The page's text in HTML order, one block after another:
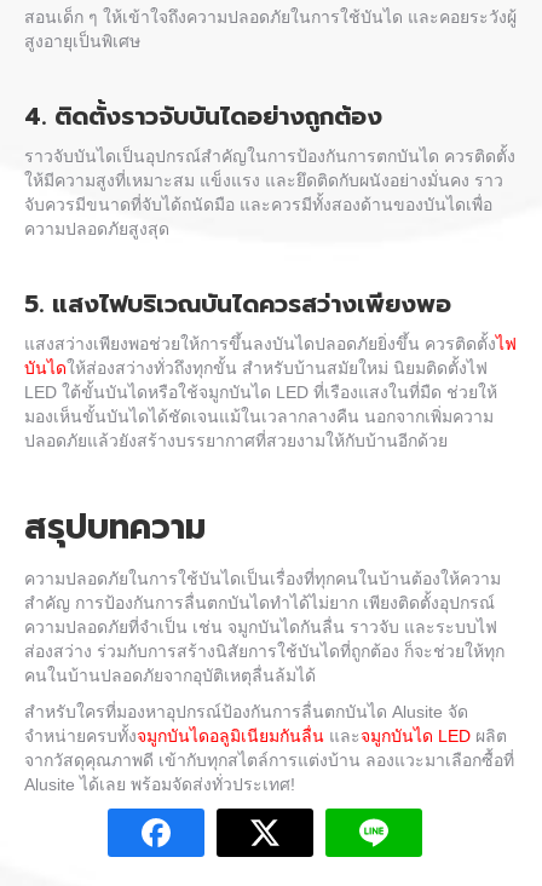
สอนเด็ก ๆ ให้เข้าใจถึงความปลอดภัยในการใช้บันได และคอยระวังผู้
สูงอายุเป็นพิเศษ
4. ติดตั้งราวจับบันไดอย่างถูกต้อง
ราวจับบันไดเป็นอุปกรณ์สำคัญในการป้องกันการตกบันได ควรติดตั้ง
ให้มีความสูงที่เหมาะสม แข็งแรง และยึดติดกับผนังอย่างมั่นคง ราว
จับควรมีขนาดที่จับได้ถนัดมือ และควรมีทั้งสองด้านของบันไดเพื่อ
ความปลอดภัยสูงสุด
5. แสงไฟบริเวณบันไดควรสว่างเพียงพอ
แสงสว่างเพียงพอช่วยให้การขึ้นลงบันไดปลอดภัยยิ่งขึ้น ควรติดตั้งไฟ
บันไดให้ส่องสว่างทั่วถึงทุกขั้น สำหรับบ้านสมัยใหม่ นิยมติดตั้งไฟ
LED ใต้ขั้นบันไดหรือใช้จมูกบันได LED ที่เรืองแสงในที่มืด ช่วยให้
มองเห็นขั้นบันไดได้ชัดเจนแม้ในเวลากลางคืน นอกจากเพิ่มความ
ปลอดภัยแล้วยังสร้างบรรยากาศที่สวยงามให้กับบ้านอีกด้วย
สรุปบทความ
ความปลอดภัยในการใช้บันไดเป็นเรื่องที่ทุกคนในบ้านต้องให้ความ
สำคัญ การป้องกันการลื่นตกบันไดทำได้ไม่ยาก เพียงติดตั้งอุปกรณ์
ความปลอดภัยที่จำเป็น เช่น จมูกบันไดกันลื่น ราวจับ และระบบไฟ
ส่องสว่าง ร่วมกับการสร้างนิสัยการใช้บันไดที่ถูกต้อง ก็จะช่วยให้ทุก
คนในบ้านปลอดภัยจากอุบัติเหตุลื่นล้มได้
สำหรับใครที่มองหาอุปกรณ์ป้องกันการลื่นตกบันได Alusite จัด
จำหน่ายครบทั้งจมูกบันไดอลูมิเนียมกันลื่น และจมูกบันได LED ผลิต
จากวัสดุคุณภาพดี เข้ากับทุกสไตล์การแต่งบ้าน ลองแวะมาเลือกซื้อที่
Alusite ได้เลย พร้อมจัดส่งทั่วประเทศ!